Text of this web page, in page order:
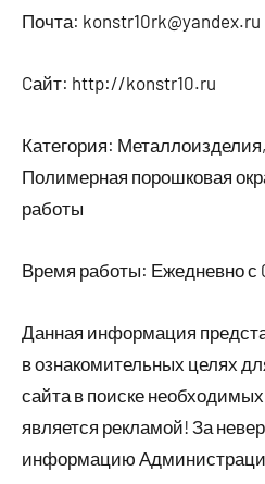
Почта: konstr10rk@yandex.ru
Cайт: http://konstr10.ru
Категория:
Полимерная порошковая
работы
Время работы: Ежедневно с
Данная информация
в ознакомительных целях
сайта в поиске
является рекламой! За
информацию